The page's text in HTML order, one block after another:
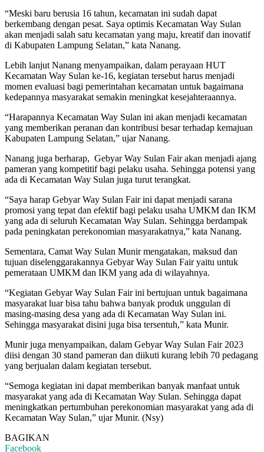
“Meski baru berusia 16 tahun, kecamatan ini sudah dapat
berkembang dengan pesat. Saya optimis Kecamatan Way Sulan
akan menjadi salah satu kecamatan yang maju, kreatif dan inovatif
di Kabupaten Lampung Selatan,” kata Nanang.
Lebih lanjut Nanang menyampaikan, dalam perayaan HUT
Kecamatan Way Sulan ke-16, kegiatan tersebut harus menjadi
momen evaluasi bagi pemerintahan kecamatan untuk bagaimana
kedepannya masyarakat semakin meningkat kesejahteraannya.
“Harapannya Kecamatan Way Sulan ini akan menjadi kecamatan
yang memberikan peranan dan kontribusi besar terhadap kemajuan
Kabupaten Lampung Selatan,” ujar Nanang.
Nanang juga berharap, Gebyar Way Sulan Fair akan menjadi ajang
pameran yang kompetitif bagi pelaku usaha. Sehingga potensi yang
ada di Kecamatan Way Sulan juga turut terangkat.
“Saya harap Gebyar Way Sulan Fair ini dapat menjadi sarana
promosi yang tepat dan efektif bagi pelaku usaha UMKM dan IKM
yang ada di seluruh Kecamatan Way Sulan. Sehingga berdampak
pada peningkatan perekonomian masyarakatnya,” kata Nanang.
Sementara, Camat Way Sulan Munir mengatakan, maksud dan
tujuan diselenggarakannya Gebyar Way Sulan Fair yaitu untuk
pemerataan UMKM dan IKM yang ada di wilayahnya.
“Kegiatan Gebyar Way Sulan Fair ini bertujuan untuk bagaimana
masyarakat luar bisa tahu bahwa banyak produk unggulan di
masing-masing desa yang ada di Kecamatan Way Sulan ini.
Sehingga masyarakat disini juga bisa tersentuh,” kata Munir.
Munir juga menyampaikan, dalam Gebyar Way Sulan Fair 2023
diisi dengan 30 stand pameran dan diikuti kurang lebih 70 pedagang
yang berjualan dalam kegiatan tersebut.
“Semoga kegiatan ini dapat memberikan banyak manfaat untuk
masyarakat yang ada di Kecamatan Way Sulan. Sehingga dapat
meningkatkan pertumbuhan perekonomian masyarakat yang ada di
Kecamatan Way Sulan,” ujar Munir. (Nsy)
BAGIKAN
Facebook